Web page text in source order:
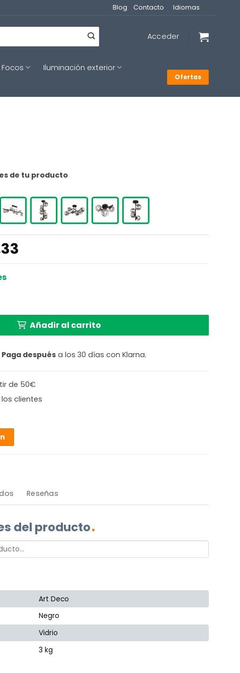
Blog Contacto Idiomas
Acceder
Focos
Iluminación exterior
Ofertas
de tu producto
con brazos curvados Riha cantidad
Añadir al carrito
Paga después a los 30 días con Klarna.
de 50€
clientes
Reseñas
del producto
Art Deco
Negro
Vidrio
3 kg